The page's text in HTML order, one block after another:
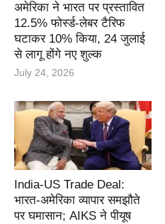
अमेरिका ने भारत पर प्रस्तावित
12.5% फोर्स्ड-लेबर टैरिफ
घटाकर 10% किया, 24 जुलाई
से लागू होंगे नए शुल्क
July 24, 2026
India-US Trade Deal:
भारत-अमेरिका व्यापार समझौते
पर घमासान; AIKS ने पीयूष